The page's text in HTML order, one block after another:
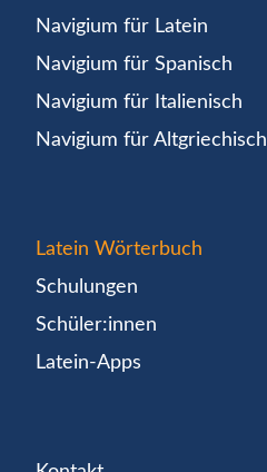
Navigium für Latein
Navigium für Spanisch
Navigium für Italienisch
Navigium für Altgriechisch
Latein Wörterbuch
Schulungen
Schüler:innen
Latein-Apps